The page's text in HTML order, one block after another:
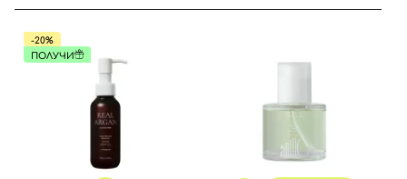
-20%
ПОЛУЧИ